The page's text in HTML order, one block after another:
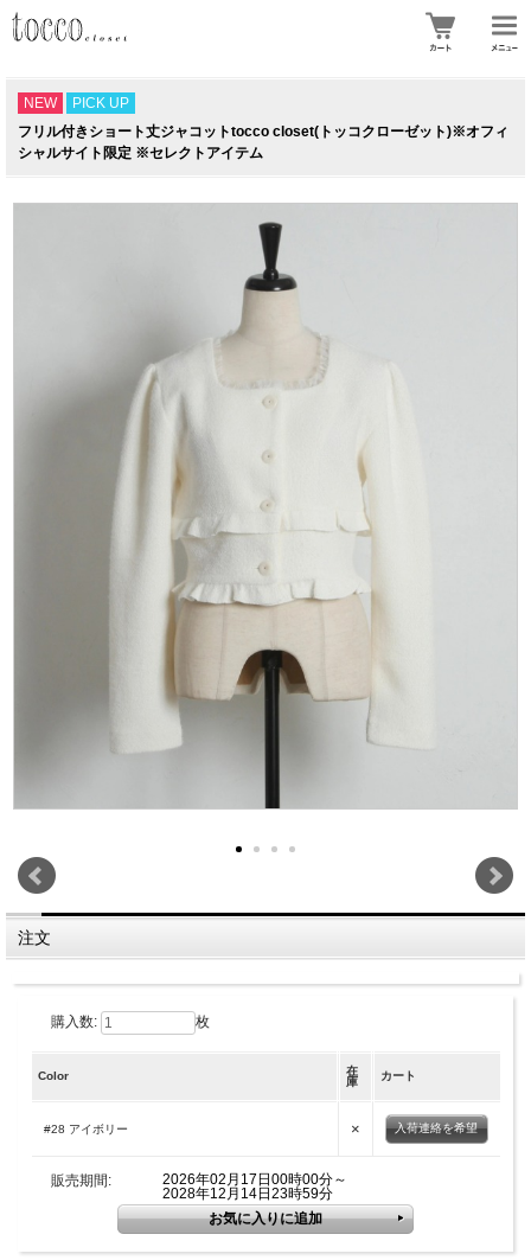
NEW
PICK UP
フリル付きショート丈ジャコットtocco closet(トッコクローゼット)※オフィ
シャルサイト限定 ※セレクトアイテム
注文
購入数: 枚
Color
在
庫
カート
#28 アイボリー × 入荷連絡を希望
販売期間:
2026年02月17日00時00分～
2028年12月14日23時59分